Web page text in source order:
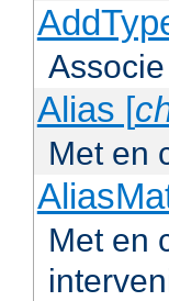
Alias [
Met en
Met en